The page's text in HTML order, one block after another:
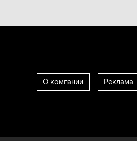
О компании Реклама